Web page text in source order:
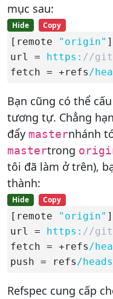
mục sau:
Hide Copy
[remote "origin" ]
url = https: //
fetch = +refs /
Bạn cũng có thể
tương tự. Chẳng
đẩy masternhánh
mastertrong
tôi đã làm ở trên),
thành:
Hide Copy
[remote "origin" ]
url = https: //
fetch = +refs/
push = refs/
Refspec cung cấp